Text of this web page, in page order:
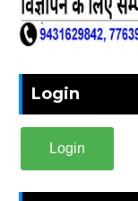
Login
Login